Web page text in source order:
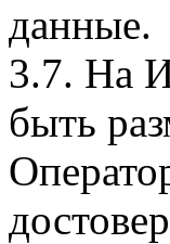
данные.
3.7. На
быть